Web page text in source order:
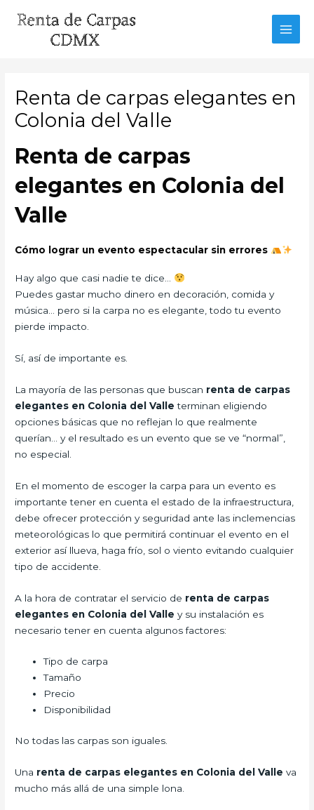
Renta de carpas elegantes en
Colonia del Valle
Renta de carpas
elegantes en Colonia del
Valle
Cómo lograr un evento espectacular sin errores
Hay algo que casi nadie te dice…
Puedes gastar mucho dinero en decoración, comida y
música… pero si la carpa no es elegante, todo tu evento
pierde impacto.
Sí, así de importante es.
La mayoría de las personas que buscan renta de carpas
elegantes en Colonia del Valleterminan eligiendo
opciones básicas que no reflejan lo que realmente
querían… y el resultado es un evento que se ve “normal”,
no especial.
En el momento de escoger la carpa para un evento es
importante tener en cuenta el estado de la infraestructura,
debe ofrecer protección y seguridad ante las inclemencias
meteorológicas lo que permitirá continuar el evento en el
exterior así llueva, haga frío, sol o viento evitando cualquier
tipo de accidente.
A la hora de contratar el servicio de renta de carpas
elegantes en Colonia del Valle y su instalación es
necesario tener en cuenta algunos factores:
Tipo de carpa
Tamaño
Precio
Disponibilidad
No todas las carpas son iguales.
Una renta de carpas elegantes en Colonia del Valleva
mucho más allá de una simple lona.